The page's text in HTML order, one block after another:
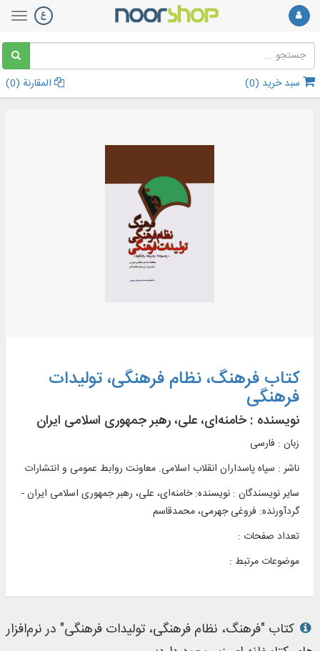
سبد خرید (0
) المقارنة (0
)
کتاب فرهنگ، نظام فرهنگی، تولیدات
فرهنگی
نویسنده : خامنه‌ای، علی، رهبر جمهوری اسلامی ایران
زبان : فارسی
ناشر : سپاه پاسداران انقلاب اسلامی. معاونت روابط عمومی و انتشارات
سایر نویسندگان : نویسنده: خامنه‌ای، علی، رهبر جمهوری اسلامی ایران -
گردآورنده: فروغی جهرمی، محمدقاسم
تعداد صفحات :
موضوعات مرتبط :
کتاب "فرهنگ، نظام فرهنگی، تولیدات فرهنگی" در نرم‌افزار